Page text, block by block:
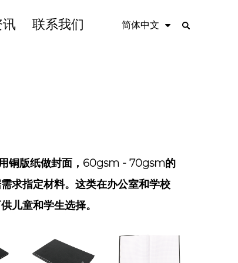
讯 联系我们 简体中文
铜版纸做封面，60gsm - 70gsm的
求指定材料。这类在办公室和学校
儿童和学生选择。